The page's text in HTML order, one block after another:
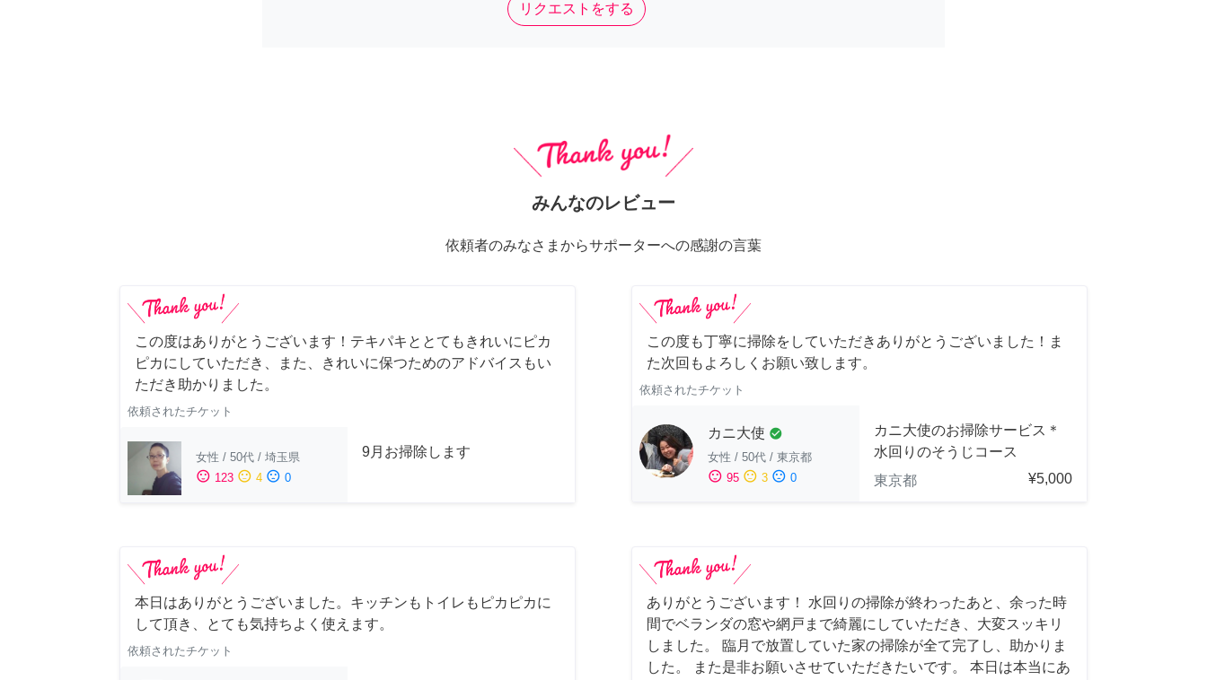
リクエストをする
みんなのレビュー
依頼者のみなさまからサポーターへの感謝の言葉
この度はありがとうございます！テキパキととてもきれいにピカ
ピカにしていただき、また、きれいに保つためのアドバイスもい
ただき助かりました。
依頼されたチケット
女性 / 50代 / 埼玉県
sentiment_satisfied 123 sentiment_neutral 4 sentiment_dissatisfied 0
9月お掃除します
この度も丁寧に掃除をしていただきありがとうございました！ま
た次回もよろしくお願い致します。
依頼されたチケット
カニ大使 check_circle
女性 / 50代 / 東京都
sentiment_satisfied 95 sentiment_neutral 3 sentiment_dissatisfied 0
カニ大使のお掃除サービス＊
水回りのそうじコース
東京都
¥5,000
本日はありがとうございました。キッチンもトイレもピカピカに
して頂き、とても気持ちよく使えます。
依頼されたチケット
ありがとうございます！ 水回りの掃除が終わったあと、余った時
間でベランダの窓や網戸まで綺麗にしていただき、大変スッキリ
しました。 臨月で放置していた家の掃除が全て完了し、助かりま
した。 また是非お願いさせていただきたいです。 本日は本当にあ